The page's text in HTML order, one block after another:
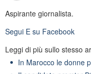
Aspirante giornalista.
Segui E su Facebook
Leggi di più sullo stesso
In Marocco le donne